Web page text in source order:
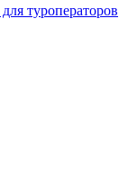
туроператоров